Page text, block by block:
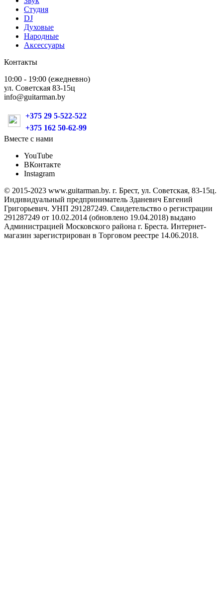
Студия
DJ
Духовые
Народные
Аксессуары
Контакты
10:00 - 19:00 (ежедневно)
ул. Советская 83-15ц
info@guitarman.by
+375 29 5-522-522
+375 162 50-62-99
Вместе с нами
YouTube
ВКонтакте
Instagram
© 2015-2023 www.guitarman.by. г. Брест, ул. Советская, 83-15ц.
Индивидуальный предприниматель Зданевич Евгений
Григорьевич. УНП 291287249. Свидетельство о регистрации
291287249 от 10.02.2014 (обновлено 19.04.2018) выдано
Администрацией Московского района г. Бреста. Интернет-
магазин зарегистрирован в Торговом реестре 14.06.2018.